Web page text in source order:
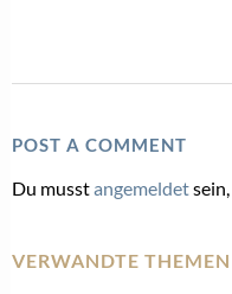
POST A COMMENT
Du musstangemeldet
VERWANDTE THEMEN